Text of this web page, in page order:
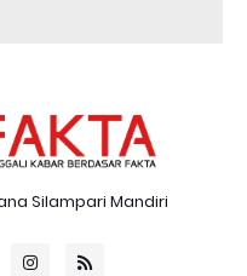
Silampari Mandiri